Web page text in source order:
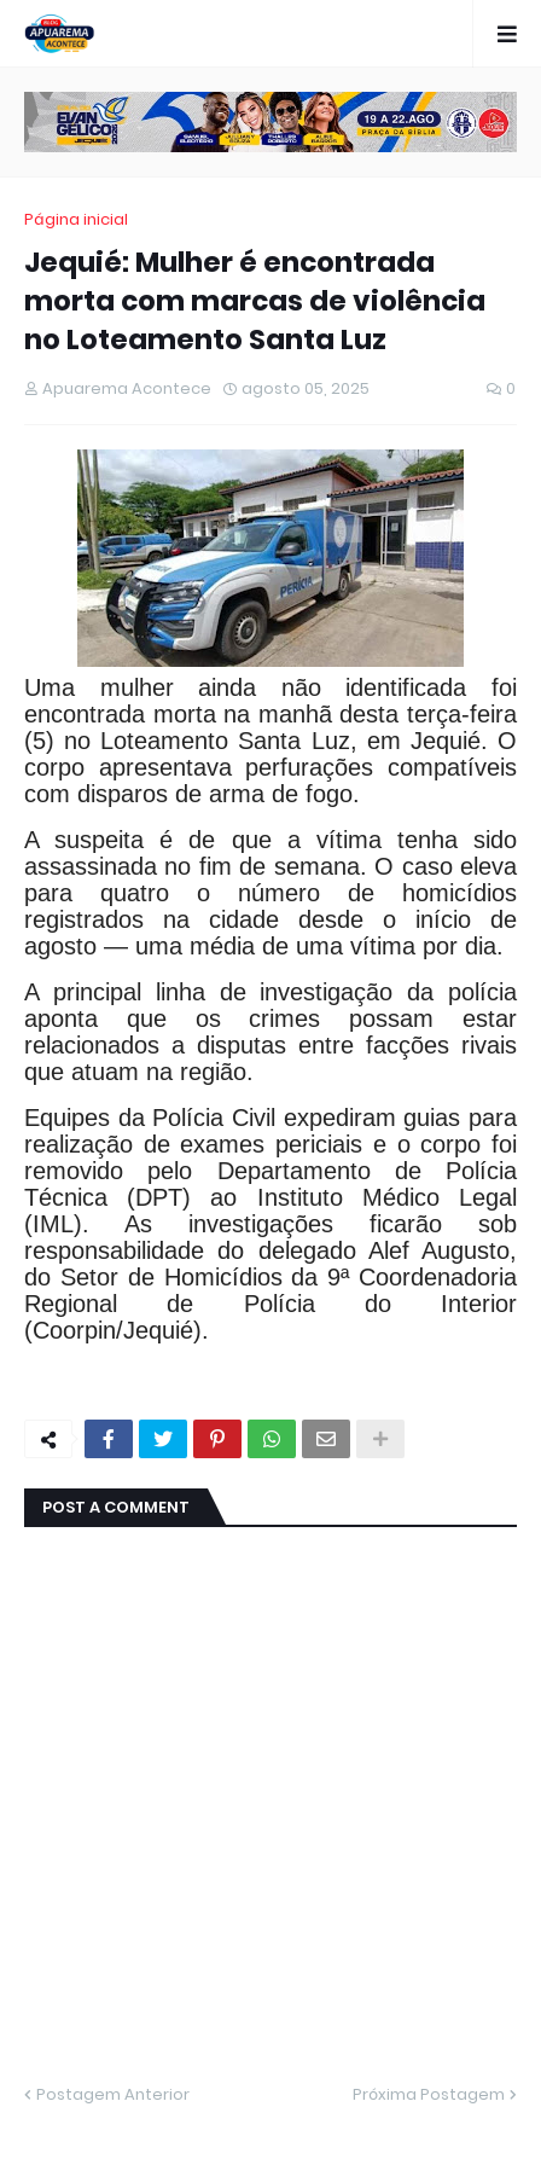
Página inicial
Jequié: Mulher é encontrada
morta com marcas de violência
no Loteamento Santa Luz
Apuarema Acontece agosto 05, 2025 0
Uma mulher ainda não identificada foi
encontrada morta na manhã desta terça-feira
(5) no Loteamento Santa Luz, em Jequié. O
corpo apresentava perfurações compatíveis
com disparos de arma de fogo.
A suspeita é de que a vítima tenha sido
assassinada no fim de semana. O caso eleva
para quatro o número de homicídios
registrados na cidade desde o início de
agosto — uma média de uma vítima por dia.
A principal linha de investigação da polícia
aponta que os crimes possam estar
relacionados a disputas entre facções rivais
que atuam na região.
Equipes da Polícia Civil expediram guias para
realização de exames periciais e o corpo foi
removido pelo Departamento de Polícia
Técnica (DPT) ao Instituto Médico Legal
(IML). As investigações ficarão sob
responsabilidade do delegado Alef Augusto,
do Setor de Homicídios da 9ª Coordenadoria
Regional de Polícia do Interior
(Coorpin/Jequié).
POST A COMMENT
Postagem Anterior Próxima Postagem